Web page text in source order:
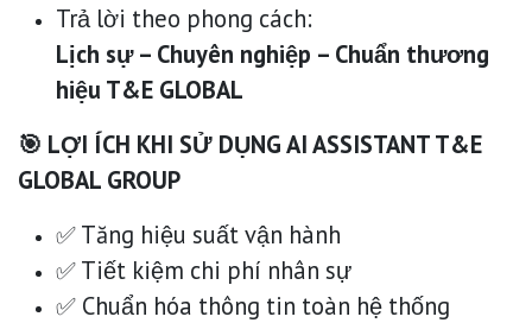
Trả lời theo phong cách:
Lịch sự – Chuyên nghiệp – Chuẩn thương
hiệu T&E GLOBAL
🎯 LỢI ÍCH KHI SỬ DỤNG AI ASSISTANT T&E
GLOBAL GROUP
✅ Tăng hiệu suất vận hành
✅ Tiết kiệm chi phí nhân sự
✅ Chuẩn hóa thông tin toàn hệ thống